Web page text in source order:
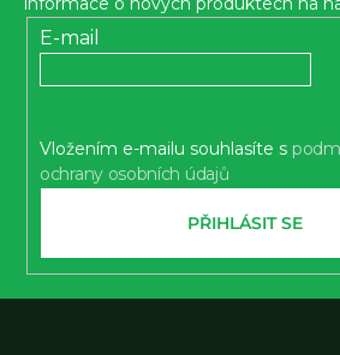
E-mail
Vložením e-mailu souhlasíte s
ochrany osobních údajů
PŘIHLÁSIT SE